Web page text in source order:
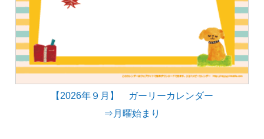
【2026年９月】 ガーリーカレンダー
⇒月曜始まり